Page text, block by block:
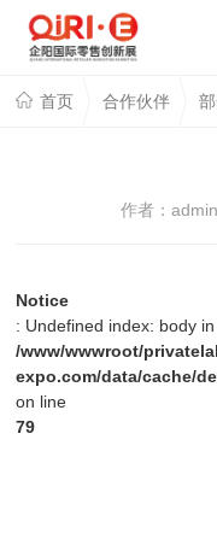
首页 合作伙伴
作者：admin
Notice
: Undefined index: body in
/www/wwwroot/
expo.com/data/cache/
on line
79